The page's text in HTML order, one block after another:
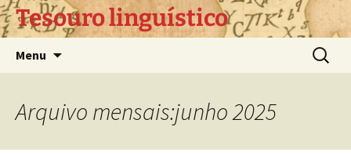
Pular
paraTesouro linguístico
Menu
por:
Arquivo mensais:junho 2025